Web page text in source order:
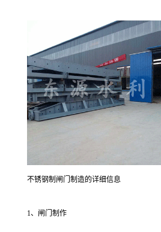
不锈钢制闸门制造的详细信息
1、闸门制作